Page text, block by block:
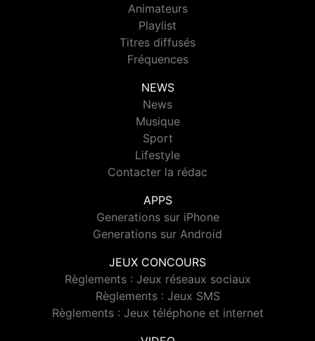
Animateurs
Playlist
Titres diffusés
Fréquences
NEWS
News
Musique
Sport
Lifestyle
Contacter la rédac
APPS
Generations sur iPhone
Generations sur Android
JEUX CONCOURS
Règlements : Jeux réseaux sociaux
Règlements : Jeux SMS
Règlements : Jeux téléphone et internet